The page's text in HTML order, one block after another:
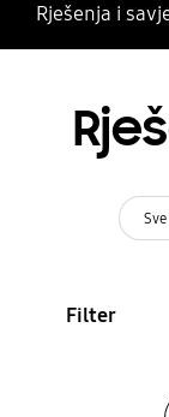
Rješenja i
Sve
Filter